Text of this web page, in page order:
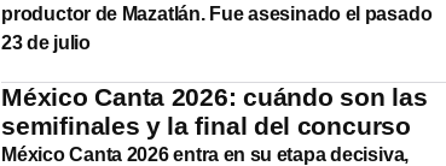
productor de Mazatlán. Fue asesinado el pasado
23 de julio
México Canta 2026: cuándo son las
semifinales y la final del concurso
México Canta 2026 entra en su etapa decisiva,